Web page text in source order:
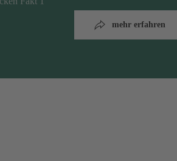
mehr erfahren